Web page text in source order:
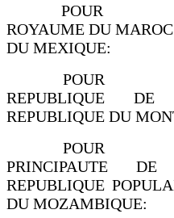
POUR
ROYAUME DU
DU MEXIQUE:
POUR
REPUBLIQUE
REPUBLIQUE DU
POUR
PRINCIPAUTE
DU MOZAMBIQUE: